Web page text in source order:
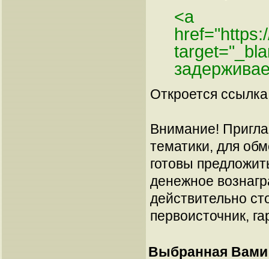
<a
Откроется
Внимание!
тематики, для
готовы
денежное
действительно
первоисточник,
Выбранная Вами